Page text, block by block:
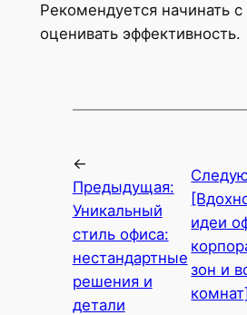
Рекомендуется начинать с
оценивать эффективность.
←
Предыдущая:
Уникальный
стиль офиса:
нестандартные
решения и
детали
идеи
зон и
комнат]